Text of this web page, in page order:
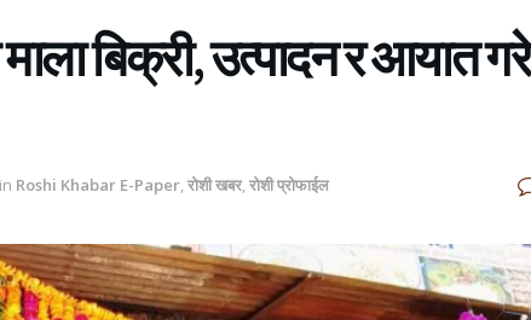
बिक्री, उत्पादन र आयात गरे
in Roshi Khabar E-Paper,रोशी खबर,रोशी प्रोफाईल